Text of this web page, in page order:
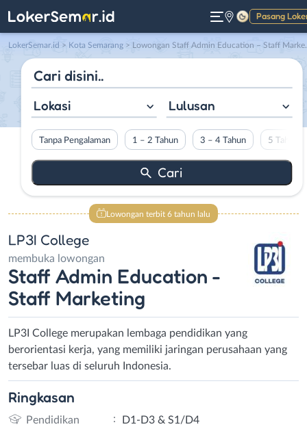
Pasang
Gelap
LokerSemar.id > Kota Semarang > Lowongan Staff Admin Education – Staff Marketing di LP3I College
Lokasi Lulusan
Tanpa Pengalaman 1 – 2 Tahun 3 – 4 Tahun 5 Tahun
Lowongan terbit 6 tahun lalu
LP3I College
membuka lowongan
Staff Admin Education -
Staff Marketing
LP3I College merupakan lembaga pendidikan yang
berorientasi kerja, yang memiliki jaringan perusahaan yang
tersebar luas di seluruh Indonesia.
Ringkasan
Pendidikan :
D1-D3 & S1/D4